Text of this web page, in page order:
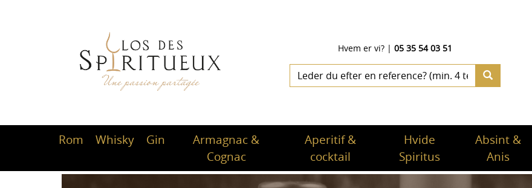
Hvem er vi?| 05 35 54 03 51
Rom Whisky Gin
Armagnac &
Cognac
Aperitif &
cocktail
Hvide
Spiritus
Absint &
Anis